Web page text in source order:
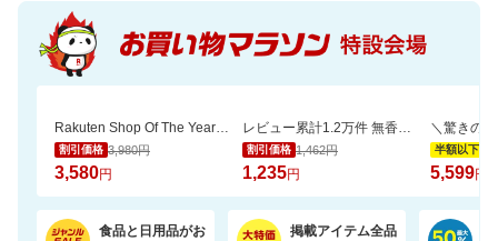
Rakuten Shop Of The Year 16年連続受賞！お中元や夏ギフトで喜ばれる6種の濃厚アイス
割引価格 3,980円
3,580円
レビュー累計1.2万件 無香料の国産エプソムソルト入浴剤で汗ばむ肌もすっきり
割引価格 1,462円
1,235円
半額以下
5,599円
食品と日用品がお
掲載アイテム全品